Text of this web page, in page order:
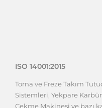
ISO 14001:2015
Torna ve Freze Takım
Sistemleri, Yekpare
Çekme Makinesi ve bazı